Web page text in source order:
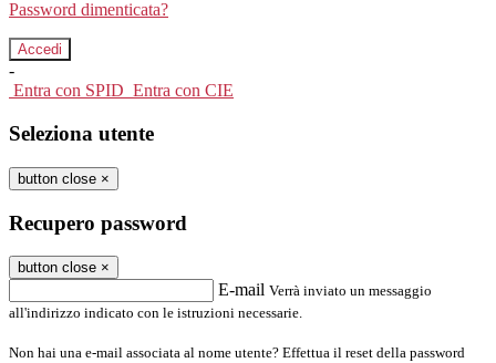
Password dimenticata?
-
Entra con SPID Entra con CIE
Seleziona utente
button close ×
Recupero password
button close ×
E-mail Verrà inviato un messaggio
all'indirizzo indicato con le istruzioni necessarie.
Non hai una e-mail associata al nome utente? Effettua il reset della password